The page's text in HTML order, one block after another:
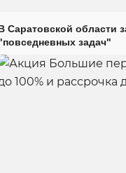
Саратовской области
задач"